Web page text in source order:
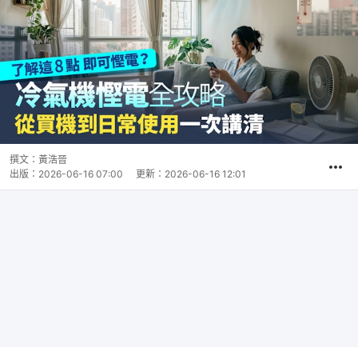
撰文： 黃浩晉
出版： 2026-06-16 07:00 更新： 2026-06-16 12:01